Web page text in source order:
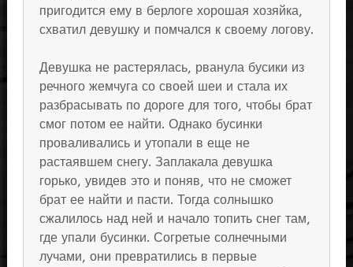
пригодится ему в берлоге хорошая хозяйка,
схватил девушку и помчался к своему логову.
Девушка не растерялась, рванула бусики из
речного жемчуга со своей шеи и стала их
разбрасывать по дороге для того, чтобы брат
смог потом ее найти. Однако бусинки
проваливались и утопали в еще не
растаявшем снегу. Заплакала девушка
горько, увидев это и поняв, что не сможет
брат ее найти и пасти. Тогда солнышко
сжалилось над ней и начало топить снег там,
где упали бусинки. Согретые солнечными
лучами, они превратились в первые